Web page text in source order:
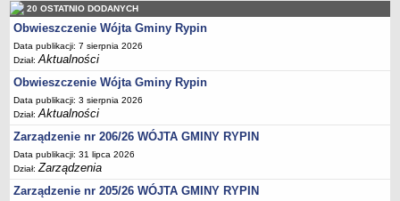
Informacje z wykonania budżetu gminy (w tym ulgi, odroczenia)
Interpretacje indywidualne
SPRAWY DO ZAŁATWIENIA
BUDOWA PRZYDOMOWYCH OCZYSZCZALNI ŚCIEKÓW -
DOFINANSOWANIE
Preferencyjny zakup węgla
Wykaz spraw
Podania, wnioski, skargi i petycje
Zaświadczenia
20 OSTATNIO DODANYCH
Obwieszczenie Wójta Gminy Rypin
Data publikacji: 7 sierpnia 2026
Dział:Aktualności
Obwieszczenie Wójta Gminy Rypin
Data publikacji: 3 sierpnia 2026
Dział:Aktualności
Zarządzenie nr 206/26 WÓJTA GMINY RYPIN
Data publikacji: 31 lipca 2026
Dział:Zarządzenia
Zarządzenie nr 205/26 WÓJTA GMINY RYPIN